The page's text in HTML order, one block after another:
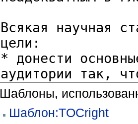
Шаблоны,
Шаблон:TOCright